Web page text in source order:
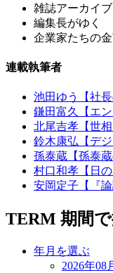
雑誌アーカイブ
編集長がゆく
企業家たちの
連載執筆者
池田ゆう【社長
鎌田富久【エン
北尾吉孝【世相
鈴木康弘【デ
孫泰蔵【孫泰
村口和孝【日
安岡定子【『
TERM 期間
年月を選ぶ
2026年08